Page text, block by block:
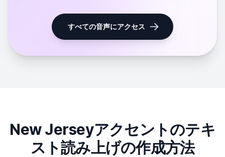
すべての音声にアクセス
New Jerseyアクセントのテキ
スト読み上げの作成方法